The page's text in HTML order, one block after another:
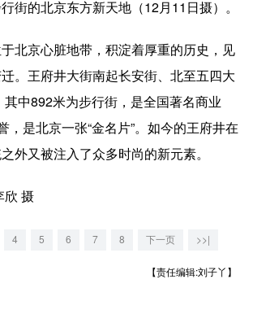
旅游 能源 会展
娱乐 时尚 悦读
一带一路 亚太网 上市公司
江苏
的北京东方新天地（12月11日摄）。
京心脏地带，积淀着厚重的历史，见
。王府井大街南起长安街、北至五四大
其中892米为步行街，是全国著名商业
，是北京一张“金名片”。如今的王府井在
外又被注入了众多时尚的新元素。
摄
4 5 6 7 8 下一页 >>|
【责任编辑:刘子丫】